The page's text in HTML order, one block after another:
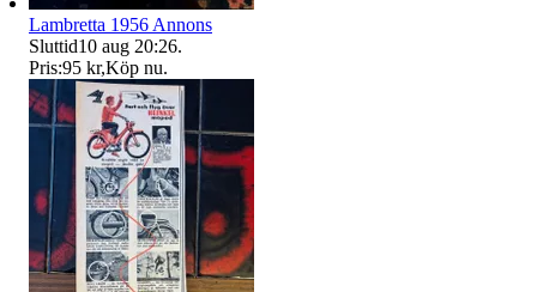
Lambretta 1956 Annons
Sluttid10 aug 20:26.
Pris:95 kr,Köp nu.